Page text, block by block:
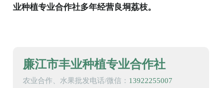
业种植专业合作社多年经营良垌荔枝。
廉江市丰业种植专业合作社
农业合作、水果批发电话/微信： 13922255007